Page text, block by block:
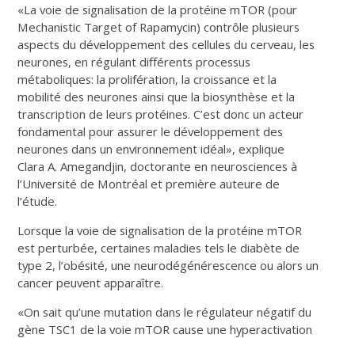
«La voie de signalisation de la protéine mTOR (pour
Mechanistic Target of Rapamycin) contrôle plusieurs
aspects du développement des cellules du cerveau, les
neurones, en régulant différents processus
métaboliques: la prolifération, la croissance et la
mobilité des neurones ainsi que la biosynthèse et la
transcription de leurs protéines. C’est donc un acteur
fondamental pour assurer le développement des
neurones dans un environnement idéal», explique
Clara A. Amegandjin, doctorante en neurosciences à
l’Université de Montréal et première auteure de
l’étude.
Lorsque la voie de signalisation de la protéine mTOR
est perturbée, certaines maladies tels le diabète de
type 2, l’obésité, une neurodégénérescence ou alors un
cancer peuvent apparaître.
«On sait qu’une mutation dans le régulateur négatif du
gène TSC1de la voie mTOR cause une hyperactivation